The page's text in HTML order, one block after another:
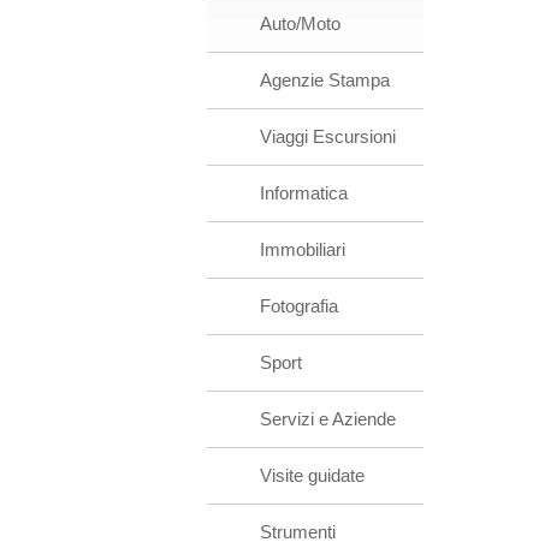
Auto/Moto
Agenzie Stampa
Viaggi Escursioni
Informatica
Immobiliari
Fotografia
Sport
Servizi e Aziende
Visite guidate
Strumenti